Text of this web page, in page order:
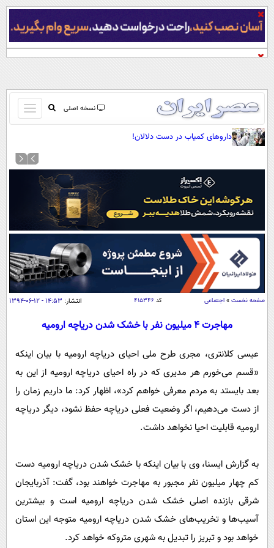
نسخه اصلی
باز
و
کردن
منو
صفحه اول
آرشیو
نظرسنجی
آب و هوا
اوقات شرعی
سواد زندگی
سیاسی
اقتصاد
اقتصادی
جامعه
سلامت
یک برش دانایی
محیط زیست
بین الملل
علم و دانش
فناوری و It
اخبار کریپتو
قرآن
سرگرمی
باشگاه مغز
فیلم
اقتصاد
ورزش
عصر ایران 2
خواندنی ها و دیدنی ها
آموزش زبان
داروهای کمیاب در دست دلالان!
صفحه نخست » اجتماعی کد۴۱۵۳۴۶ انتشار: ۱۴:۵۳ - ۱۲-۰۶-۱۳۹۴
مهاجرت 4 میلیون نفر با خشک شدن دریاچه ارومیه
عیسی کلانتری، مجری طرح ملی احیای دریاچه ارومیه با بیان اینکه
«قسم می‌خورم هر مدیری که در راه احیای دریاچه ارومیه از این به
بعد بایستد به مردم معرفی خواهم کرد»، اظهار کرد: ما داریم زمان را
از دست می‌دهیم، اگر وضعیت فعلی دریاچه حفظ نشود، دیگر دریاچه
ارومیه قابلیت احیا نخواهد داشت.
به گزارش ایسنا، وی با بیان اینکه با خشک شدن دریاچه ارومیه دست
کم چهار میلیون نفر مجبور به مهاجرت خواهند بود، گفت: آذربایجان
شرقی بازنده اصلی خشک شدن دریاچه ارومیه است و بیشترین
آسیب‌ها و تخریب‌های خشک شدن دریاچه ارومیه متوجه این استان
خواهد بود و تبریز را تبدیل به شهری متروکه خواهد کرد.